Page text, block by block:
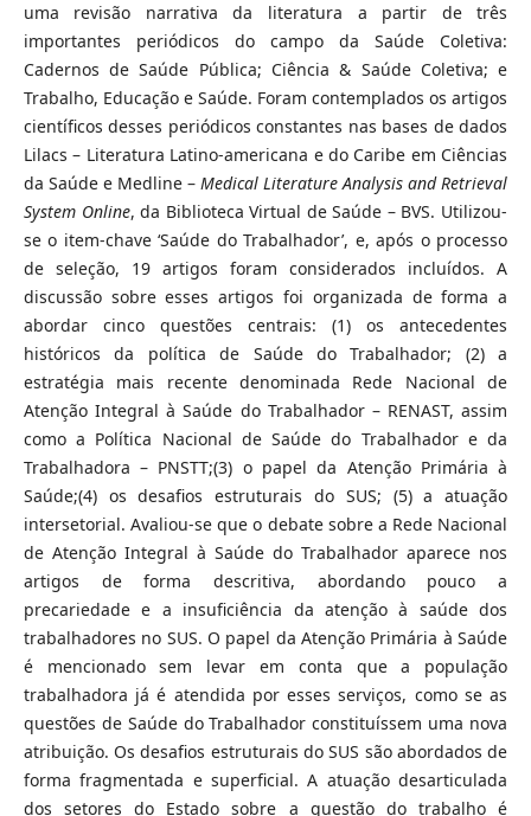
uma revisão narrativa da literatura a partir de três
importantes periódicos do campo da Saúde Coletiva:
Cadernos de Saúde Pública; Ciência & Saúde Coletiva; e
Trabalho, Educação e Saúde. Foram contemplados os artigos
científicos desses periódicos constantes nas bases de dados
Lilacs – Literatura Latino-americana e do Caribe em Ciências
da Saúde e Medline –Medical Literature Analysis and Retrieval
System Online, da Biblioteca Virtual de Saúde – BVS. Utilizou-
se o item-chave ‘Saúde do Trabalhador’, e, após o processo
de seleção, 19 artigos foram considerados incluídos. A
discussão sobre esses artigos foi organizada de forma a
abordar cinco questões centrais: (1) os antecedentes
históricos da política de Saúde do Trabalhador; (2) a
estratégia mais recente denominada Rede Nacional de
Atenção Integral à Saúde do Trabalhador – RENAST, assim
como a Política Nacional de Saúde do Trabalhador e da
Trabalhadora – PNSTT;(3) o papel da Atenção Primária à
Saúde;(4) os desafios estruturais do SUS; (5) a atuação
intersetorial. Avaliou-se que o debate sobre a Rede Nacional
de Atenção Integral à Saúde do Trabalhador aparece nos
artigos de forma descritiva, abordando pouco a
precariedade e a insuficiência da atenção à saúde dos
trabalhadores no SUS. O papel da Atenção Primária à Saúde
é mencionado sem levar em conta que a população
trabalhadora já é atendida por esses serviços, como se as
questões de Saúde do Trabalhador constituíssem uma nova
atribuição. Os desafios estruturais do SUS são abordados de
forma fragmentada e superficial. A atuação desarticulada
dos setores do Estado sobre a questão do trabalho é